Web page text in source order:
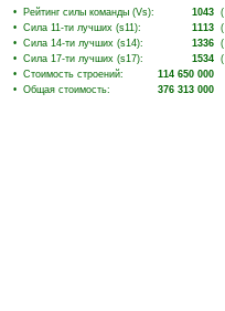
• Рейтинг силы команды (Vs): 1043 (
• Сила 11-ти лучших (s11): 1113 (
• Сила 14-ти лучших (s14): 1336 (
• Сила 17-ти лучших (s17): 1534 (
• Стоимость строений: 114 650 000
• Общая стоимость: 376 313 000